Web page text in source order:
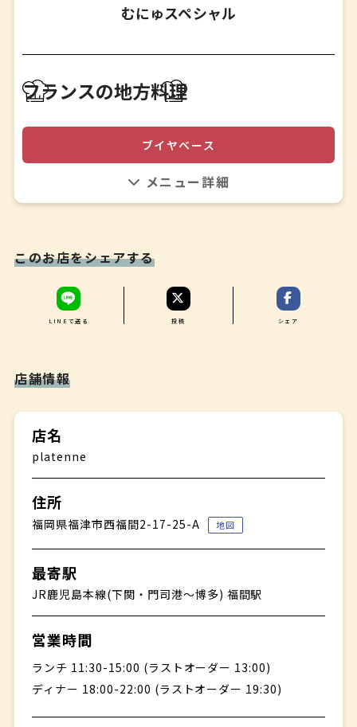
食後のお飲み物
パン 全7品
南仏プロヴァンス発祥ブイヤベースを、伊勢海老を使用し
魚介の旨みが詰まった一皿に！フィルムに包み見た目も楽
しめるお料理に仕上げています。
むにゅスペシャル
アペロ
✤
✤
✤
肉料理
デセール
お茶菓子
✤
食後のお飲み物
パン 全9品
南仏プロヴァンス発祥ブイヤベースを、伊勢海老を使用し
魚介の旨みが詰まった一皿に！フィルムに包み見た目も楽
しめるお料理に仕上げています。
フランスの地方料理
ブイヤベース
しっかりとベースは押さえた上で、ここでしか食べること
ができない料理になる様な表現を加えています。
このお店をシェアする
LINEで送る 投稿 シェア
店舗情報
店名
platenne
住所
福岡県福津市西福間2-17-25-A 地図
最寄駅
JR鹿児島本線(下関・門司港〜博多) 福間駅
営業時間
ランチ 11:30-15:00 (ラストオーダー 13:00)
ディナー 18:00-22:00 (ラストオーダー 19:30)